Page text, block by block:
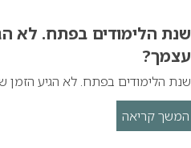
שנת הלימודים בפתח. לא
עצמך?
שנת הלימודים בפתח. לא הגיע
המשך קריאה